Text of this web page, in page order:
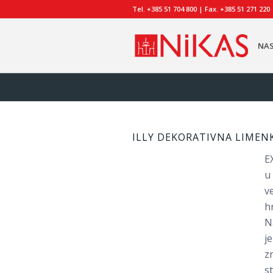
Tel. +385 51 704 800 | Fax. +385 51 271 220
ILLY DEKORATIVNA
u